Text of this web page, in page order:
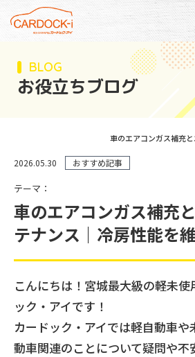
BLOG
お役立ちブログ
2026.05.30 おすすめ記事
テーマ：
車のエアコンガス補充
テナンス｜冷房性能を
こんにちは！宮城最大級の軽未
ック・アイです！
カードック・アイでは軽自動車や
動車関連のことについて疑問や不